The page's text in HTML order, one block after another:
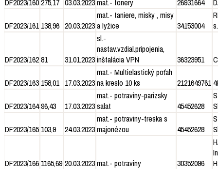
DF2023/160275,17 03.03.2023mat.- tonery 26931664
DF2023/161 138,96 20.03.2023
mat.- taniere, misky , misy
a lyžice
34153004
DF2023/16281 31.01.2023
sl.-
nastav.vzdial.pripojenia,
inštalácia VPN
36323951
DF2023/163 158,01 17.03.2023
mat.- Multielastický poťah
na kreslo 10 ks
2121649761
DF2023/16496,43 17.03.2023
mat.- potraviny-parizsky
salat
45452628
DF2023/165 103,9 24.03.2023
mat.- potraviny-treska s
majonézou
45452628
DF2023/166 1165,69 20.03.2023mat.- potraviny 30352096